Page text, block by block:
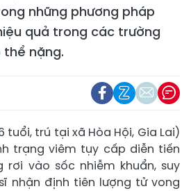
những phương pháp
quả trong các trường
nặng.
tuổi, trú tại xã Hòa Hội, Gia Lai)
trạng viêm tụy cấp diễn tiến
rơi vào sốc nhiễm khuẩn, suy
nhận định tiên lượng tử vong